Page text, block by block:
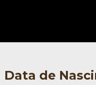
Data de